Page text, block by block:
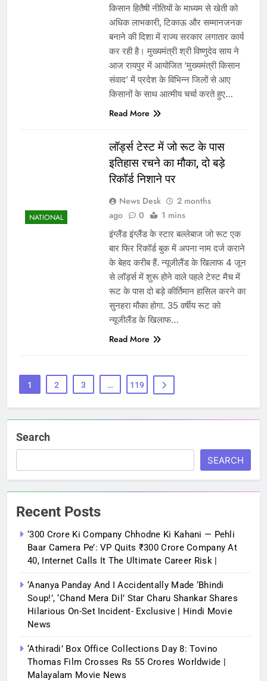
किसान हितैषी नीतियों के माध्यम से खेती को
अधिक लाभकारी, टिकाऊ और सम्मानजनक
बनाने की दिशा में राज्य सरकार लगातार कार्य
कर रही है। मुख्यमंत्री श्री विष्णुदेव साय ने
आज रायपुर में आयोजित ‘मुख्यमंत्री किसान
संवाद’ में प्रदेश के विभिन्न जिलों से आए
किसानों के साथ आत्मीय चर्चा करते हुए…
Read More
NATIONAL
लॉर्ड्स टेस्ट में जो रूट के पास
इतिहास रचने का मौका, दो बड़े
रिकॉर्ड निशाने पर
News Desk
2 months
ago
0 1 mins
इंग्लैंड इंग्लैंड के स्टार बल्लेबाज जो रूट एक
बार फिर रिकॉर्ड बुक में अपना नाम दर्ज कराने
के बेहद करीब हैं. न्यूजीलैंड के खिलाफ 4 जून
से लॉर्ड्स में शुरू होने वाले पहले टेस्ट मैच में
रूट के पास दो बड़े कीर्तिमान हासिल करने का
सुनहरा मौका होगा. 35 वर्षीय रूट को
न्यूजीलैंड के खिलाफ…
Read More
1 2 3 … 119
Search
SEARCH
Recent Posts
‘300 Crore Ki Company Chhodne Ki Kahani — Pehli
Baar Camera Pe’: VP Quits ₹300 Crore Company At
40, Internet Calls It The Ultimate Career Risk |
‘Ananya Panday And I Accidentally Made ‘bhindi
Soup!’, ‘Chand Mera Dil’ Star Charu Shankar Shares
Hilarious On-Set Incident- Exclusive | Hindi Movie
News
‘Athiradi’ Box Office Collections Day 8: Tovino
Thomas Film Crosses Rs 55 Crores Worldwide |
Malayalam Movie News